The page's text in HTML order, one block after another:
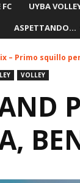
FC UYBA
ASPETTANDO…
– Primo squillo
VOLLEY